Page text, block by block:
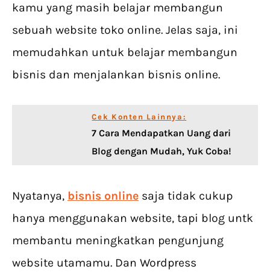
kamu yang masih belajar membangun
sebuah website toko online. Jelas saja, ini
memudahkan untuk belajar membangun
bisnis dan menjalankan bisnis online.
Cek Konten Lainnya:
7 Cara Mendapatkan Uang dari
Blog dengan Mudah, Yuk Coba!
Nyatanya, bisnis online saja tidak cukup
hanya menggunakan website, tapi blog untk
membantu meningkatkan pengunjung
website utamamu. Dan Wordpress